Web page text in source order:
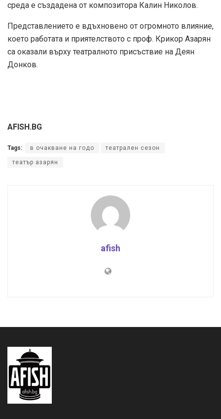
среда е създадена от композитора Калин Николов.
Представлението е вдъхновено от огромното влияние,
което работата и приятелството с проф. Крикор Азарян
са оказали върху театралното присъствие на Деян
Донков.
AFISH.BG
Tags: в очакване на годо театрален сезон
театър азарян
afish